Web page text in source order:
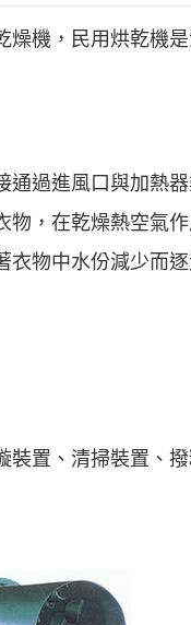
機，民用烘乾機
過進風口與加熱
，在乾燥熱空氣
物中水份減少而
置、清掃裝置、